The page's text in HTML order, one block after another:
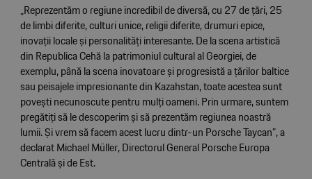
„Reprezentăm o regiune incredibil de diversă, cu 27 de țări, 25
de limbi diferite, culturi unice, religii diferite, drumuri epice,
inovații locale și personalități interesante. De la scena artistică
din Republica Cehă la patrimoniul cultural al Georgiei, de
exemplu, până la scena inovatoare și progresistă a țărilor baltice
sau peisajele impresionante din Kazahstan, toate acestea sunt
povești necunoscute pentru mulți oameni. Prin urmare, suntem
pregătiți să le descoperim și să prezentăm regiunea noastră
lumii. Și vrem să facem acest lucru dintr-un Porsche Taycan”, a
declarat Michael Müller, Directorul General Porsche Europa
Centrală și de Est.